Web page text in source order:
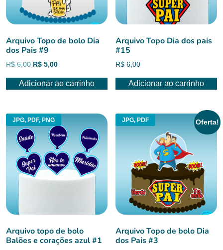
Arquivo Topo de bolo Dia
dos Pais #9
R$6,00 O
original
R$ 5,00O
atual
Adicionar ao carrinho
Arquivo Topo Dia dos pais
#15
R$ 6,00
Adicionar ao carrinho
JPG, PDF, PNG
Arquivo topo de bolo
Balões e corações azul #1
JPG, PDF Oferta!
Arquivo Topo de bolo Dia
dos Pais #3